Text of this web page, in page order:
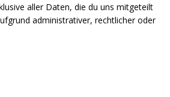
aller Daten, die du uns mitgeteilt
administrativer, rechtlicher oder